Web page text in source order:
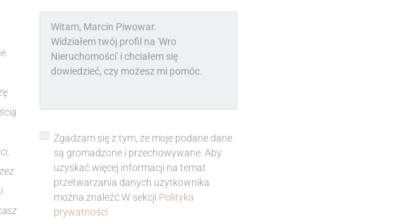
Zgadzam się z tym, że moje podane dane
są gromadzone i przechowywane. Aby
uzyskać więcej informacji na temat
przetwarzania danych użytkownika
można znaleźć W sekcji Polityka
prywatności